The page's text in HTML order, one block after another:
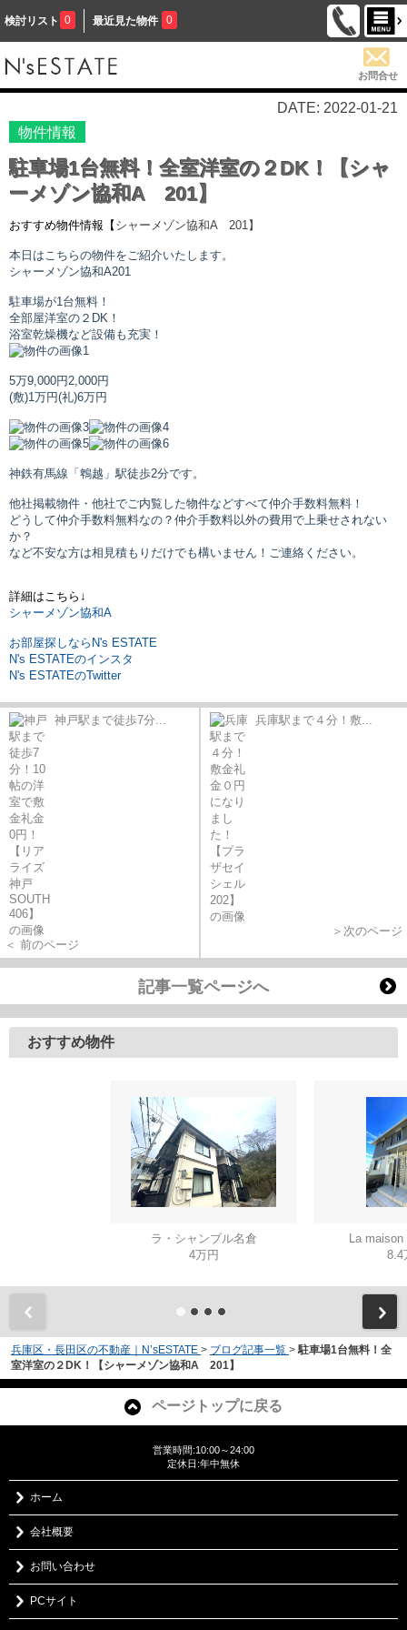
検討リスト 0 最近見た物件 0
お問合せ
DATE: 2022-01-21
物件情報
駐車場1台無料！全室洋室の２DK！【シャ
ーメゾン協和A 201】
おすすめ物件情報【 シャーメゾン協和A 201】
本日はこちらの物件をご紹介いたします。
シャーメゾン協和A201
駐車場が1台無料！
全部屋洋室の２DK！
浴室乾燥機など設備も充実！
5万9,000円 2,000円
(敷)1万円(礼)6万円
神鉄有馬線「鵯越」駅徒歩2分です。
他社掲載物件・他社でご内覧した物件などすべて仲介手数料無料！
どうして仲介手数料無料なの？仲介手数料以外の費用で上乗せされない
か？
など不安な方は相見積もりだけでも構いません！ご連絡ください。
詳細はこちら↓
シャーメゾン協和A
お部屋探しならN's ESTATE
N's ESTATEのインスタ
N's ESTATEのTwitter
神戸駅まで徒歩7分...
＜ 前のページ
兵庫駅まで４分！敷...
＞次のページ
記事一覧ページへ
おすすめ物件
ラ・シャンブル名倉
4万円
La maison
8.4
兵庫区・長田区の不動産｜N’sESTATE > ブログ記事一覧 > 駐車場1台無料！全
室洋室の２DK！【シャーメゾン協和A 201】
ページトップに戻る
営業時間:10:00～24:00
定休日:年中無休
ホーム
会社概要
お問い合わせ
PCサイト